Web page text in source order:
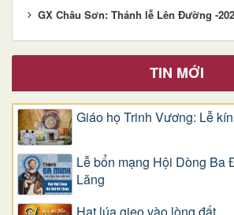
GX Châu Sơn: Thánh lễ Lên Đường -
TIN MỚI
Giáo họ Trinh Vương: Lễ
Lễ bổn mạng Hội Dòng Ba
Lăng